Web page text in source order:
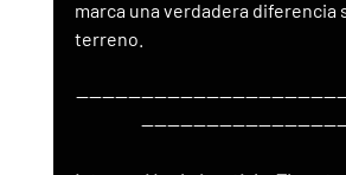
marca una verdadera diferencia
terreno.